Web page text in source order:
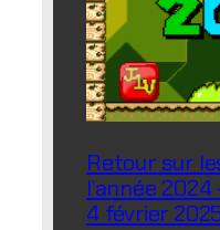
Retour sur
l’année
4 février